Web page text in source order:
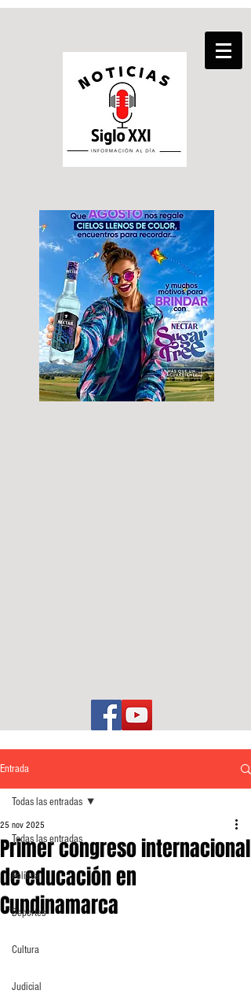
Entrada
Todas las entradas
Política
Deportes
Cultura
Judicial
Todas las entradas
Primer congreso internacional
de educación en
Cundinamarca
25 nov 2025